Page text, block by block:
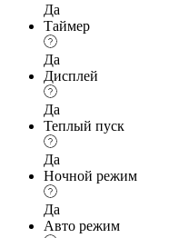
Да
Таймер
Да
Дисплей
Да
Теплый пуск
Да
Ночной режим
Да
Авто режим